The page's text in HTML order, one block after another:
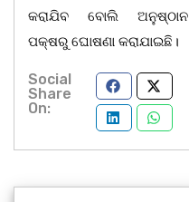
କରାଯିବ ବୋଲି ଅନୁଷ୍ଠାନ
ପକ୍ଷରୁ ଘୋଷଣା କରାଯାଇଛି।
Social
Share
On: